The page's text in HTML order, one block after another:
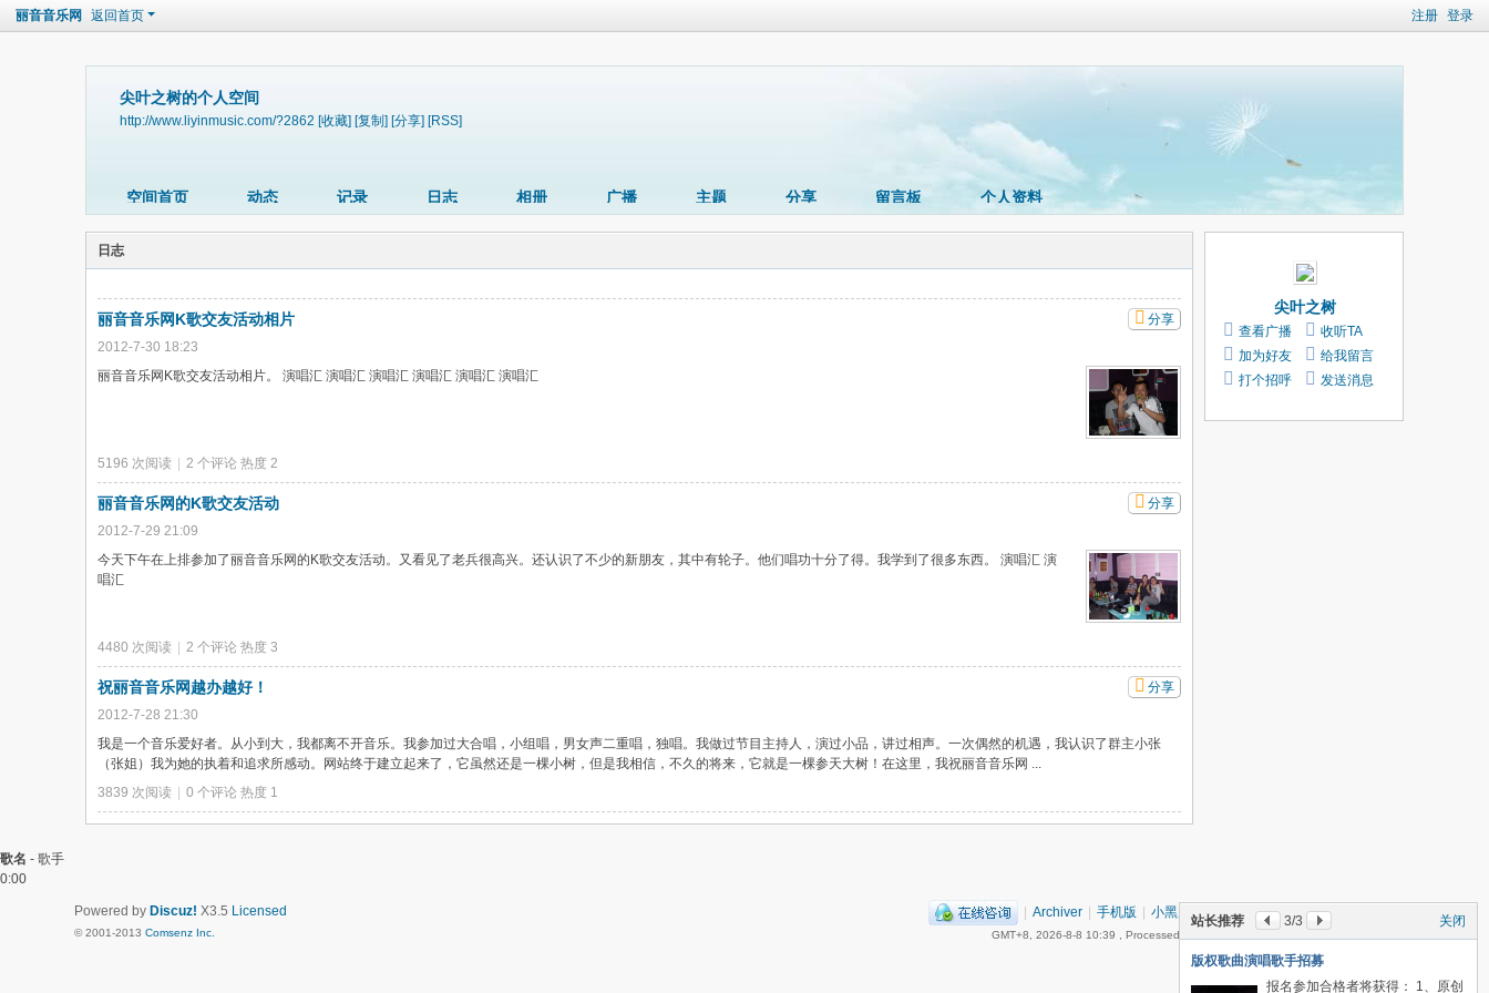
注册 登录
丽音音乐网 返回首页
尖叶之树的个人空间
http://www.liyinmusic.com/?2862 [收藏] [复制] [分享] [RSS]
空间首页 动态 记录 日志 相册 广播 主题 分享 留言板 个人资料
日志
分享
丽音音乐网K歌交友活动相片
2012-7-30 18:23
丽音音乐网K歌交友活动相片。 演唱汇 演唱汇 演唱汇 演唱汇 演唱汇 演唱汇
5196 次阅读 2 个评论 热度 2
分享
丽音音乐网的K歌交友活动
2012-7-29 21:09
今天下午在上排参加了丽音音乐网的K歌交友活动。又看见了老兵很高兴。还认识了不少的新朋友，其中有轮子。他们唱功十分了得。我学到了很多东西。 演唱汇 演
唱汇
4480 次阅读 2 个评论 热度 3
分享
祝丽音音乐网越办越好！
2012-7-28 21:30
我是一个音乐爱好者。从小到大，我都离不开音乐。我参加过大合唱，小组唱，男女声二重唱，独唱。我做过节目主持人，演过小品，讲过相声。一次偶然的机遇，我认识了群主小张
（张姐）我为她的执着和追求所感动。网站终于建立起来了，它虽然还是一棵小树，但是我相信，不久的将来，它就是一棵参天大树！在这里，我祝丽音音乐网 ...
3839 次阅读
0 个评论 热度 1
尖叶之树
查看广播
收听TA
加为好友
给我留言
打个招呼
发送消息
关闭
站长推荐 3/3
版权歌曲演唱歌手招募
报名参加合格者将获得： 1、原创
歌名 - 歌手
0:00
| Archiver | 手机版 | 小黑屋 | 丽音音乐网( 粤ICP备18151349号
GMT+8, 2026-8-8 10:39 , Processed in 0.057326 second(s), 15 queries , Gzip On.
Powered by Discuz! X3.5 Licensed
© 2001-2013 Comsenz Inc.